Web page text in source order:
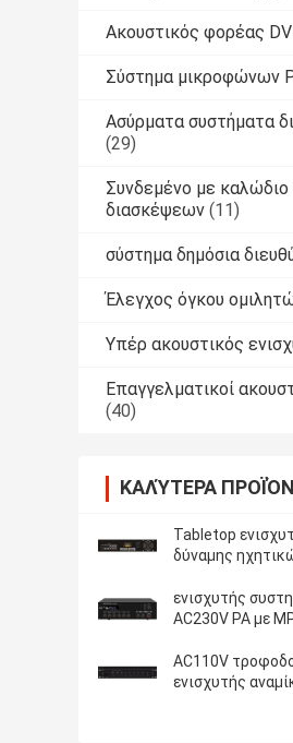
Ακουστικός φορέας
Σύστημα μικροφώνων
Ασύρματα συστήματα
(29)
Συνδεμένο με καλώδιο
διασκέψεων (11)
σύστημα δημόσια
Έλεγχος όγκου
Υπέρ ακουστικός
Επαγγελματικοί
(40)
ΚΑΛΎΤΕΡΑ
Tabletop
δύναμης
ενισχυτής
AC230V PA με
AC110V
ενισχυτής